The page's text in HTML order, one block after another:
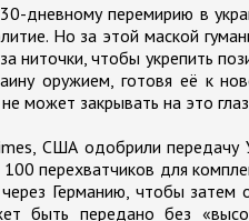
дневному перемирию в
Но за этой маской
ниточки, чтобы укрепить
оружием, готовя её к
может закрывать на это
США одобрили передачу
перехватчиков для
Германию, чтобы затем
быть передано без